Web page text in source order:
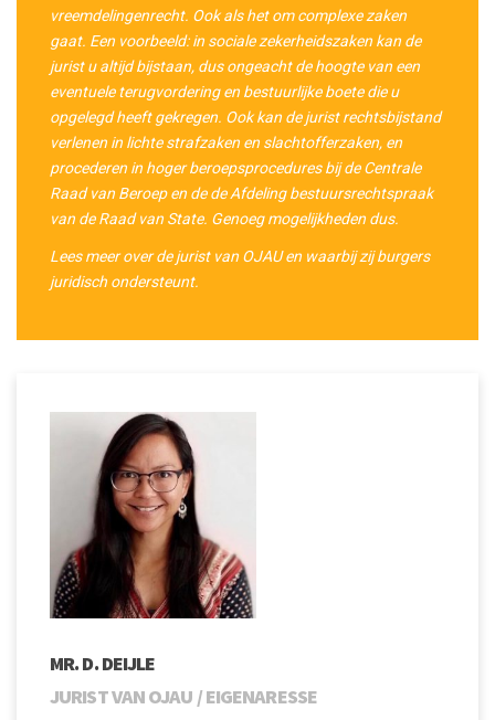
vreemdelingenrecht. Ook als het om complexe zaken
gaat. Een voorbeeld: in sociale zekerheidszaken kan de
jurist u altijd bijstaan, dus ongeacht de hoogte van een
eventuele terugvordering en bestuurlijke boete die u
opgelegd heeft gekregen. Ook kan de jurist rechtsbijstand
verlenen in lichte strafzaken en slachtofferzaken, en
procederen in hoger beroepsprocedures bij de Centrale
Raad van Beroep en de de Af­de­ling be­stuurs­recht­spraak
van de Raad van State. Genoeg mogelijkheden dus.
Lees meer over de jurist van OJAU en waarbij zij burgers
juridisch ondersteunt.
MR. D. DEIJLE
JURIST VAN OJAU / EIGENARESSE